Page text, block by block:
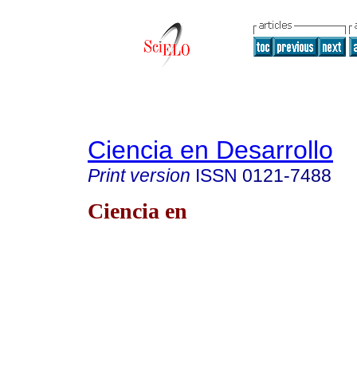
Ciencia en Desarrollo
Print version ISSN 0121-7488
Ciencia en